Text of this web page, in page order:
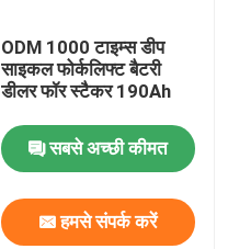
ODM 1000 टाइम्स डीप
साइकल फोर्कलिफ्ट बैटरी
डीलर फॉर स्टैकर 190Ah
सबसे अच्छी कीमत
हमसे संपर्क करें